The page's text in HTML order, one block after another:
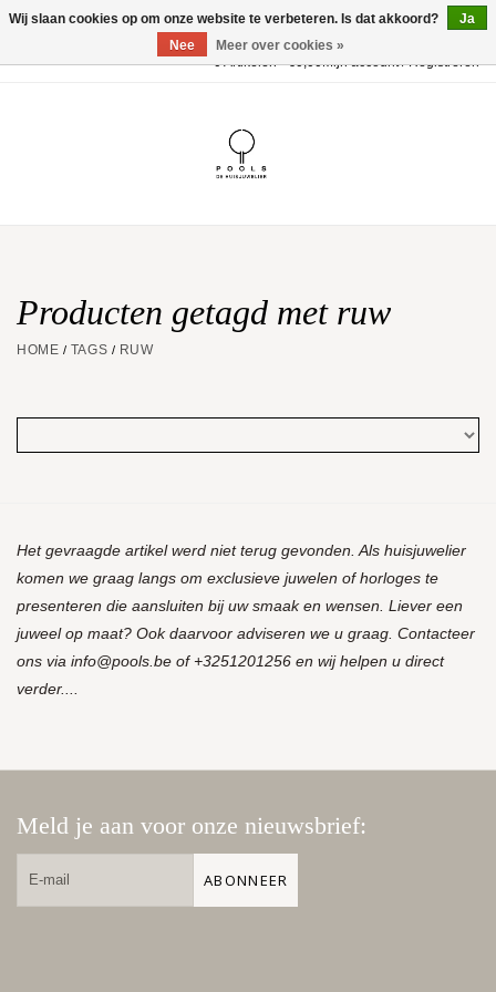
0 Artikelen - €0,00Mijn account / Registreren
Huwelijk
Aanbiedingen
Producten getagd met ruw
HOME / TAGS / RUW
Het gevraagde artikel werd niet terug gevonden. Als huisjuwelier
komen we graag langs om exclusieve juwelen of horloges te
presenteren die aansluiten bij uw smaak en wensen. Liever een
juweel op maat? Ook daarvoor adviseren we u graag. Contacteer
ons via info@pools.be of +3251201256 en wij helpen u direct
verder....
Meld je aan voor onze nieuwsbrief:
ABONNEER
Wij slaan cookies op om onze website te verbeteren. Is dat akkoord?
Ja
Nee
Meer over cookies »